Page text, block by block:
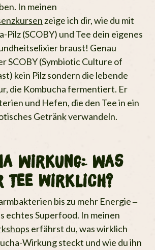
In meinen
zeige ich dir, wie du mit
Pilz (SCOBY) und Tee dein eigenes
braust! Genau
SCOBY (Symbiotic Culture of
kein Pilz sondern die lebende
die Kombucha fermentiert. Er
und Hefen, die den Tee in ein
Getränk verwandeln.
Wirkung: Was
Tee wirklich?
bis zu mehr Energie –
echtes Superfood. In meinen
erfährst du, was wirklich
Wirkung steckt und wie du ihn